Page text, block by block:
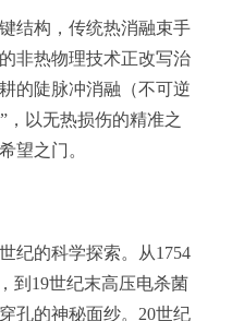
结构，传统热消融束手
非热物理技术正改写治
的陡脉冲消融（不可逆
，以无热损伤的精准之
望之门。
纪的科学探索。从1754
到19世纪末高压电杀菌
孔的神秘面纱。20世纪